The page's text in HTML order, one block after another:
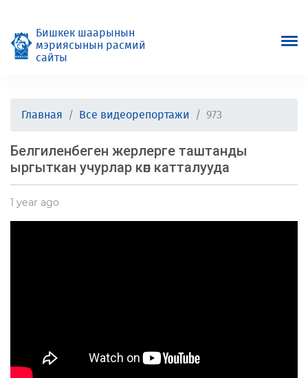
Бишкек шаарынын
мэриясынын расмий
сайты
Главная Все видеорепортажи 973
Белгиленбеген жерлерге таштанды
ыргыткан учурлар көп катталууда
1 year ago